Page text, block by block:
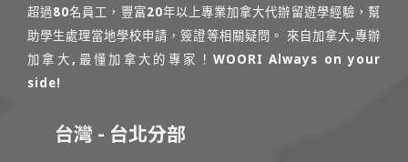
超過80名員工，豐富20年以上專業加拿大代辦留遊學經驗，幫
助學生處理當地學校申請，簽證等相關疑問。 來自加拿大,專辦
加拿大,最懂加拿大的專家！WOORI Always on your
side!
台灣 - 台北分部